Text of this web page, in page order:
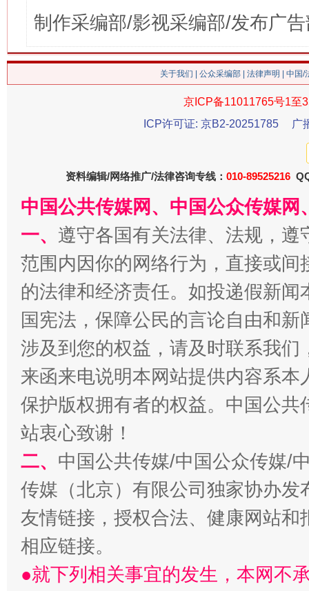
制作采编部/影视采编部/发布广
关于我们 公众采编部 法律声明 | 中国
京ICP备11011765号1至
ICP许可证: 京B2-20251785
广
资料编辑/网络推广/法律咨询专线： 010-89525216
中国公共传媒网、中国公众传媒
一、 遵守各国有关法律、法规，
范围内因你的网络行为，直接或
的法律和经济责任。如投递假新
国宪法，保障公民的言论自由和
涉及到您的权益，请及时联系我
来函来电说明本网站提供内容系
保护版权拥有者的权益。中国公
站衷心致谢！
二、 中国公共传媒/中国公众传媒/
传媒（北京）有限公司独家协办
友情链接，授权合法、健康网站
相应链接。
●就下列相关事宜的发生，本网不